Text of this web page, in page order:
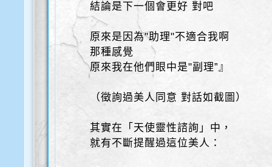
結論是下一個會更好 對吧
原來是因為"助理"不適合我啊
那種感覺
原來我在他們眼中是"副理”』
（徵詢過美人同意 對話如截圖）
其實在「天使靈性諮詢」中，
就有不斷提醒過這位美人：